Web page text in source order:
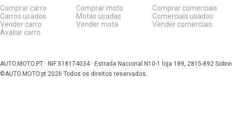
Comprar carro
Carros usados
Vender carro
Avaliar carro
Comprar moto
Motas usadas
Vender mota
Comprar comerciais
Comerciais usados
Vender comerciais
AUTO.MOTO.PT · NIF 518174034 · Estrada Nacional N10-1 loja 189, 2815-892
©AUTO.MOTO.pt 2026 Todos os direitos reservados.